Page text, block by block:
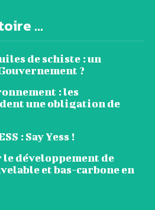
...
de schiste : un
?
: les
une obligation de
: Say Yess !
le développement de
et bas-carbone en